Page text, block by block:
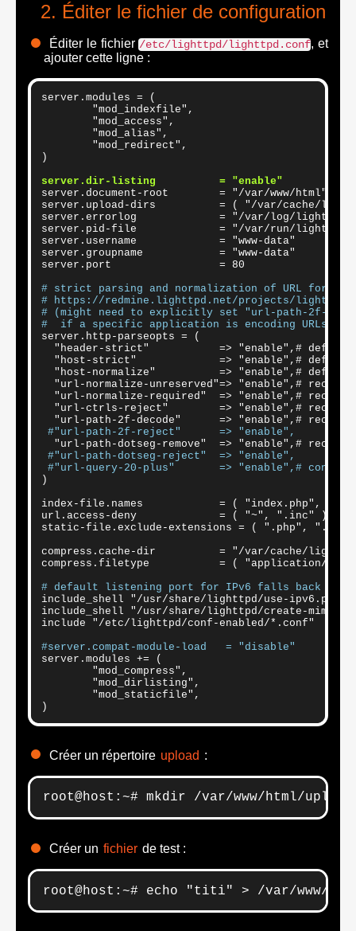
Éditer le fichier de configuration
Éditer le fichier/etc/lighttpd/lighttpd.conf, et
ajouter cette ligne :
server.modules = (
        "mod_indexfile",
        "mod_access",
        "mod_alias",
        "mod_redirect",
)
server.dir-listing          = "enable"
server.document-root        = "/var/www/html"
server.upload-dirs          = ( "/var/cache/
server.errorlog             = "/var/log/lighttpd/
server.pid-file             = "/var/run/
server.username             = "www-data"
server.groupname            = "www-data"
server.port                 = 80
# strict parsing and normalization of URL for
# https://redmine.lighttpd.net/projects/lighttpd/
# (might need to explicitly set "url-path-2f-
#  if a specific application is encoding URLs
server.http-parseopts = (
  "header-strict"           => "enable",# default
  "host-strict"             => "enable",# default
  "host-normalize"          => "enable",# default
"url-normalize-unreserved"=> "enable",#
"url-normalize-required"  => "enable",#
"url-ctrls-reject"        => "enable",#
"url-path-2f-decode"      => "enable",#
#"url-path-2f-reject"      => "enable",
"url-path-dotseg-remove"  => "enable",#
#"url-path-dotseg-reject"  => "enable",
#"url-query-20-plus"       => "enable",#
)
index-file.names            = ( "index.php",
url.access-deny             = ( "~", ".inc" )
static-file.exclude-extensions = ( ".php",
compress.cache-dir          = "/var/cache/
compress.filetype           = ( "application/
# default listening port for IPv6 falls back to
include_shell "/usr/share/lighttpd/use-ipv6.pl "
include_shell "/usr/share/lighttpd/create-
include "/etc/lighttpd/conf-enabled/*.conf"
#server.compat-module-load   = "disable"
server.modules += (
        "mod_compress",
        "mod_dirlisting",
        "mod_staticfile",
)
Créer un répertoire upload :
root@host:~# mkdir /var/www/html/upload
Créer un fichier de test :
root@host:~# echo "titi" > /var/www/